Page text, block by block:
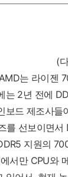
(
는 라이젠
는 2년 전에
보드 제조사
를 선보이면서
지원의
서만 CPU와